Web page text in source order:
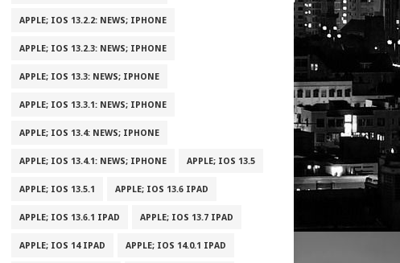
APPLE; IOS 13.2.2: NEWS; IPHONE
APPLE; IOS 13.2.3: NEWS; IPHONE
APPLE; IOS 13.3: NEWS; IPHONE
APPLE; IOS 13.3.1: NEWS; IPHONE
APPLE; IOS 13.4: NEWS; IPHONE
APPLE; IOS 13.4.1: NEWS; IPHONE APPLE; IOS 13.5
APPLE; IOS 13.5.1 APPLE; IOS 13.6 IPAD
APPLE; IOS 13.6.1 IPAD APPLE; IOS 13.7 IPAD
APPLE; IOS 14 IPAD APPLE; IOS 14.0.1 IPAD